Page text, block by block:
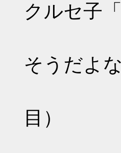
クルセ子
「い、
そうだよ
「お
目）